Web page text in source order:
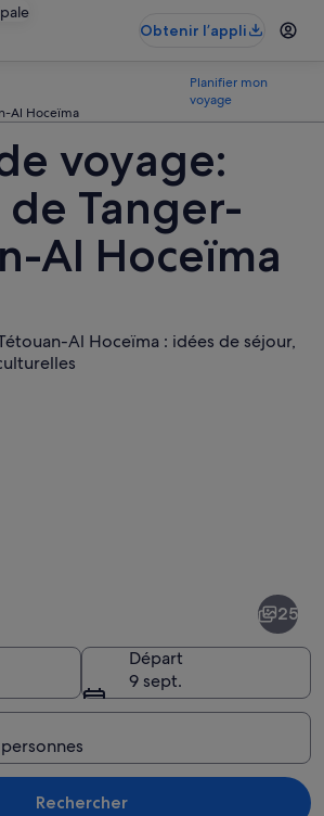
Obtenir l’appli
Al Hoceïma
Planifier mon
voyage
voyage:
de Tanger-
Al Hoceïma
Al Hoceïma : idées de séjour,
Une ville densément peuplée,
25
Départ
9 sept.
Rechercher